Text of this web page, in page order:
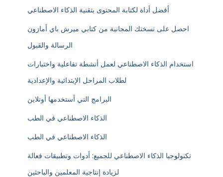
أفضل أداة لكتابة المحتوى بتقنية الذكاء الاصطناعي
احصل على نسختك المجانية من كتابي ميرش باي أمازون
الرسالة والقبول
استخدام الذكاء الاصطناعي لعمل أنشطة تفاعلية واختبارات
لطلاب المراحل الإبتدائية والإعدادية
البرامج التي أستخدمها أونلاين
الذكاء الاصطناعي في الطب
الذكاء الاصطناعي في الطب
تكنولوجيا الذكاء الاصطناعي للجميع: أدوات وتطبيقات فعالة
لزيادة إنتاجية المعلمين والباحثين